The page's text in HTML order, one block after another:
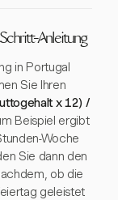
Anleitung
in Portugal
Sie Ihren
x 12) /
Beispiel ergibt
Woche
Sie dann den
ob die
geleistet